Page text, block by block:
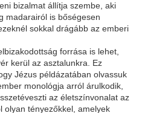
bizalmat állítja szembe, aki
madarairól is bőségesen
sokkal drágább az emberi
forrása is lehet,
kerül az asztalunkra. Ez
Jézus példázatában olvassuk
monológja arról árulkodik,
az életszínvonalat az
olyan tényezőkkel, amelyek